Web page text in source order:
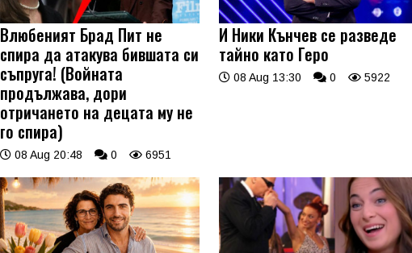
Влюбеният Брад Пит не
спира да атакува бившата си
съпруга! (Войната
продължава, дори
отричането на децата му не
го спира)
08 Aug 20:48 0 6951
И Ники Кънчев се разведе
тайно като Геро
08 Aug 13:30 0 5922